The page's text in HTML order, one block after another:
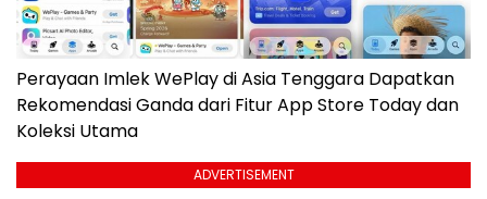
Perayaan Imlek WePlay di Asia Tenggara Dapatkan
Rekomendasi Ganda dari Fitur App Store Today dan
Koleksi Utama
ADVERTISEMENT